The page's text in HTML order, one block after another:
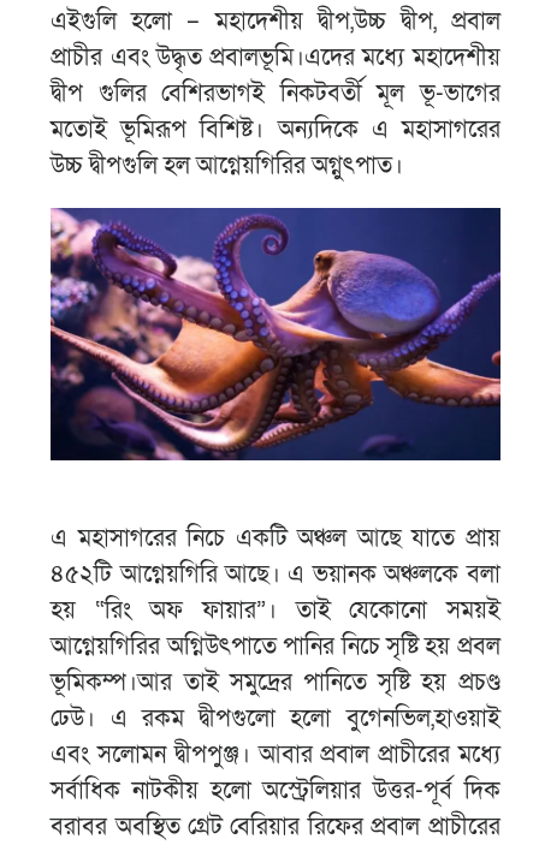
এইগুলি হলো – মহাদেশীয় দ্বীপ,উচ্চ দ্বীপ, প্রবাল
প্রাচীর এবং উদ্ধৃত প্রবালভূমি।এদের মধ্যে মহাদেশীয়
দ্বীপ গুলির বেশিরভাগই নিকটবর্তী মূল ভূ-ভাগের
মতোই ভূমিরূপ বিশিষ্ট। অন্যদিকে এ মহাসাগরের
উচ্চ দ্বীপগুলি হল আগ্নেয়গিরির অগ্নুৎপাত।
এ মহাসাগরের নিচে একটি অঞ্চল আছে যাতে প্রায়
৪৫২টি আগ্নেয়গিরি আছে। এ ভয়ানক অঞ্চলকে বলা
হয় “রিং অফ ফায়ার”। তাই যেকোনো সময়ই
আগ্নেয়গিরির অগ্নিউৎপাতে পানির নিচে সৃষ্টি হয় প্রবল
ভূমিকম্প।আর তাই সমুদ্রের পানিতে সৃষ্টি হয় প্রচণ্ড
ঢেউ। এ রকম দ্বীপগুলো হলো বুগেনভিল,হাওয়াই
এবং সলোমন দ্বীপপুঞ্জ। আবার প্রবাল প্রাচীরের মধ্যে
সর্বাধিক নাটকীয় হলো অস্ট্রেলিয়ার উত্তর-পূর্ব দিক
বরাবর অবস্থিত গ্রেট বেরিয়ার রিফের প্রবাল প্রাচীরের